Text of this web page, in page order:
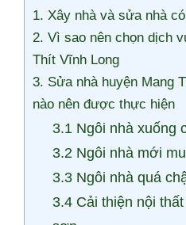
1. Xây nhà và sửa nhà
2. Vì sao nên chọn dịch
Thít Vĩnh Long
3. Sửa nhà huyện Mang
nào nên được thực hiện
3.1 Ngôi nhà xuống
3.2 Ngôi nhà mới
3.3 Ngôi nhà quá
3.4 Cải thiện nội